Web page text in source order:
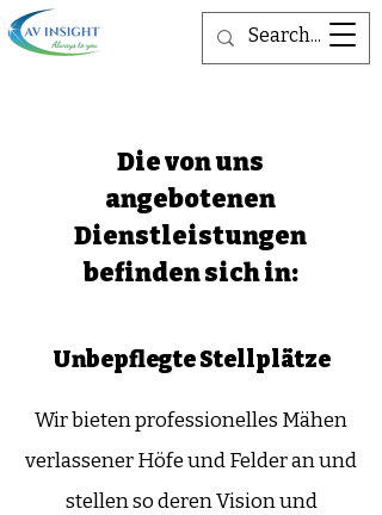
Die von uns
angebotenen
Dienstleistungen
befinden sich in:
Unbepflegte Stellplätze
Wir bieten professionelles Mähen
verlassener Höfe und Felder an und
stellen so deren Vision und